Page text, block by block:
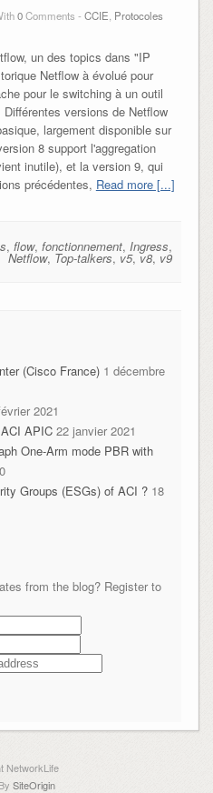
0Comments - CCIE Protocoles
un des topics dans "IP
Netflow à évolué pour
pour le switching à un outil
largement disponible sur
8 support l'aggregation
inutile), et la version 9, qui
précédentes, Read more [...]
,flow,fonctionnement, Ingress,
Netflow, Top-talkers, v5,v8, v9
(Cisco France) 1 décembre
2021
APIC 22 janvier 2021
One-Arm mode PBR with
Groups (ESGs) of ACI ? 18
from the blog? Register to
NetworkLife
SiteOrigin